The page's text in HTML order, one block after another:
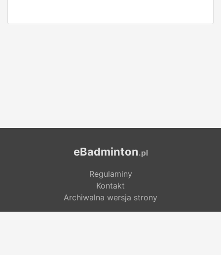
eBadminton.pl
Regulaminy
Kontakt
Archiwalna wersja strony